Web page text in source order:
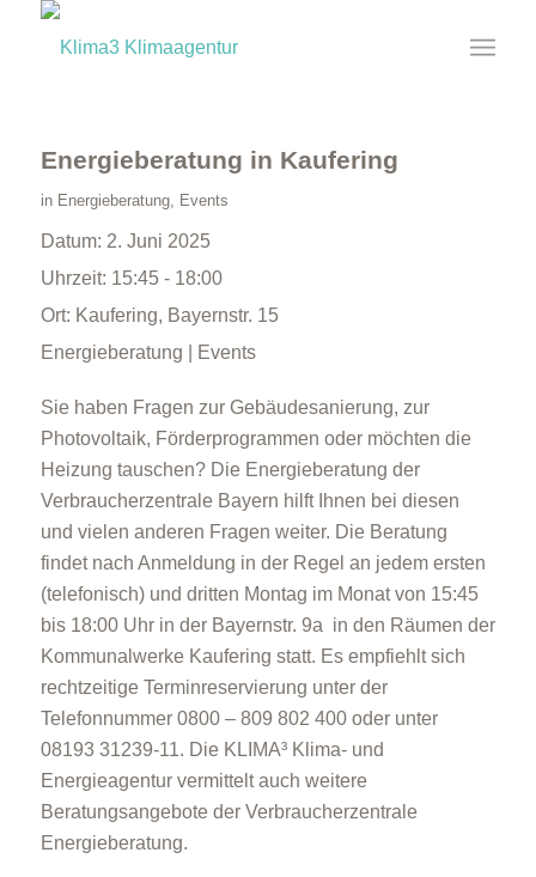
Energieberatung in Kaufering
in Energieberatung, Events
Datum: 2. Juni 2025
Uhrzeit: 15:45 - 18:00
Ort: Kaufering, Bayernstr. 15
Energieberatung | Events
Sie haben Fragen zur Gebäudesanierung, zur
Photovoltaik, Förderprogrammen oder möchten die
Heizung tauschen? Die Energieberatung der
Verbraucherzentrale Bayern hilft Ihnen bei diesen
und vielen anderen Fragen weiter. Die Beratung
findet nach Anmeldung in der Regel an jedem ersten
(telefonisch) und dritten Montag im Monat von 15:45
bis 18:00 Uhr in der Bayernstr. 9a in den Räumen der
Kommunalwerke Kaufering statt. Es empfiehlt sich
rechtzeitige Terminreservierung unter der
Telefonnummer 0800 – 809 802 400 oder unter
08193 31239-11. Die KLIMA³ Klima- und
Energieagentur vermittelt auch weitere
Beratungsangebote der Verbraucherzentrale
Energieberatung.